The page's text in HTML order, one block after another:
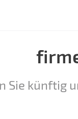
Sie künftig